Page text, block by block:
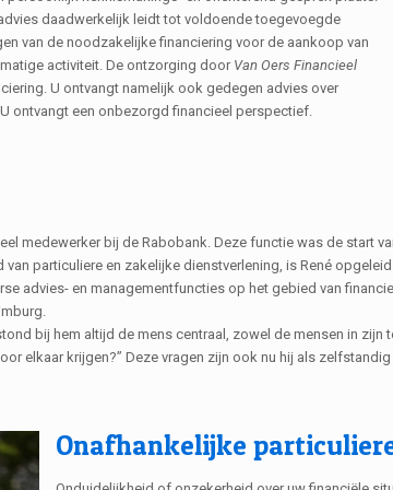
daadwerkelijk leidt tot voldoende toegevoegde
van de noodzakelijke financiering voor de aankoop van
activiteit. De ontzorging door Van Oers Financieel
U ontvangt namelijk ook gedegen advies over
ontvangt een onbezorgd financieel perspectief.
medewerker bij de Rabobank. Deze functie was de start
particuliere en zakelijke dienstverlening, is René
advies- en managementfuncties op het gebied van
bij hem altijd de mens centraal, zowel de mensen in
elkaar krijgen?” Deze vragen zijn ook nu hij als
Onafhankelijke